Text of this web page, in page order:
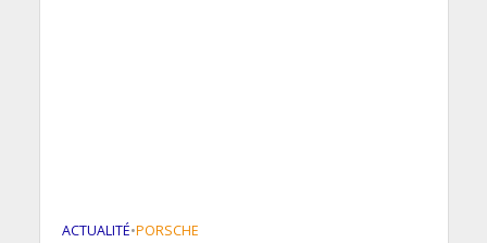
ACTUALITÉ•PORSCHE